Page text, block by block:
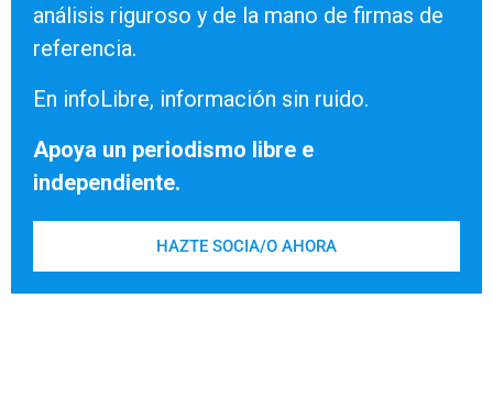
análisis riguroso y de la mano de firmas de
referencia.
En infoLibre, información sin ruido.
Apoya un periodismo libre e
independiente.
HAZTE SOCIA/O AHORA